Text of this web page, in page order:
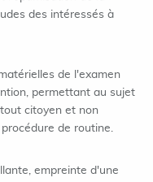
des intéressés à
de l'examen
permettant au sujet
citoyen et non
de routine.
empreinte d'une